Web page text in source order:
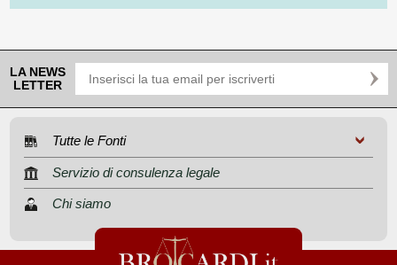
LA NEWS
LETTER
Tutte le Fonti
Servizio di consulenza legale
Chi siamo